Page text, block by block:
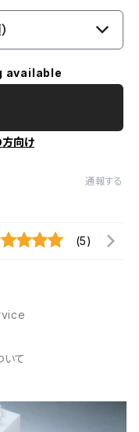
available
向け
通報する
(5)
いて